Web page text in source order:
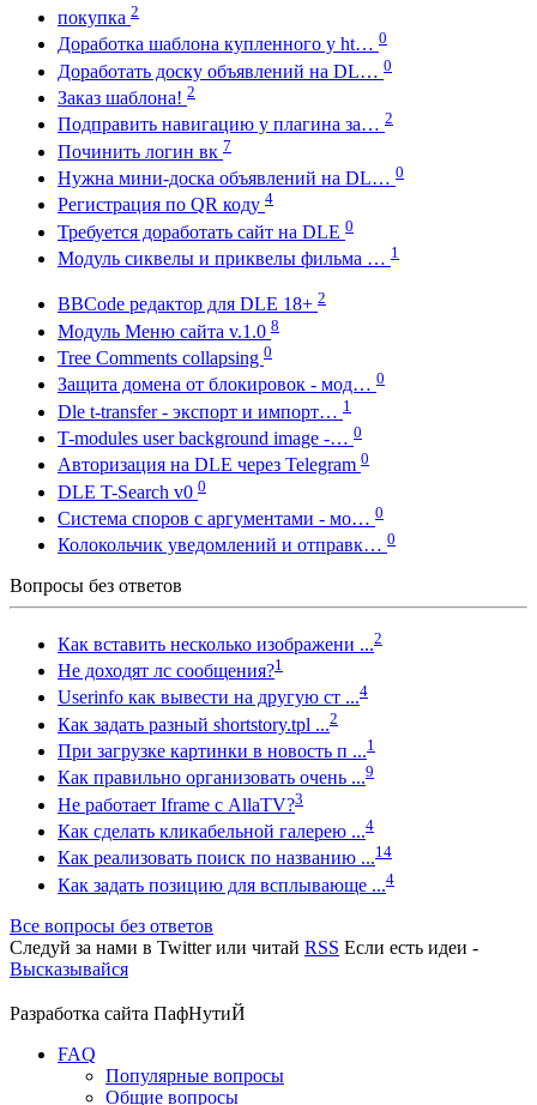
покупка 2
Доработка шаблона купленного у ht… 0
Доработать доску объявлений на DL… 0
Заказ шаблона! 2
Подправить навигацию у плагина за… 2
Починить логин вк 7
Нужна мини-доска объявлений на DL… 0
Регистрация по QR коду 4
Требуется доработать сайт на DLE 0
Модуль сиквелы и приквелы фильма … 1
BBCode редактор для DLE 18+ 2
Модуль Меню сайта v.1.0 8
Tree Comments collapsing 0
Защита домена от блокировок - мод… 0
Dle t-transfer - экспорт и импорт… 1
T-modules user background image -… 0
Авторизация на DLE через Telegram 0
DLE T-Search v0 0
Система споров с аргументами - мо… 0
Колокольчик уведомлений и отправк… 0
Вопросы без ответов
Как вставить несколько изображени ...2
Не доходят лс сообщения?1
Userinfo как вывести на другую ст ...4
Как задать разный shortstory.tpl ...2
При загрузке картинки в новость п ...1
Как правильно организовать очень ...9
Не работает Iframe с AllaTV?3
Как сделать кликабельной галерею ...4
Как реализовать поиск по названию ...14
Как задать позицию для всплывающе ...4
Все вопросы без ответов
Следуй за нами в Twitterили читай RSS Если есть идеи -
Высказывайся
Разработка сайта ПафНутиЙ
FAQ
Популярные вопросы
Общие вопросы